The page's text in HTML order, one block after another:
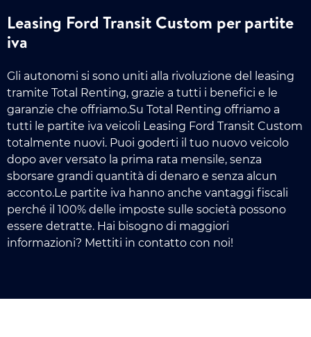
Leasing Ford Transit Custom per partite
iva
Gli autonomi si sono uniti alla rivoluzione del leasing
tramite Total Renting, grazie a tutti i benefici e le
garanzie che offriamo.Su Total Renting offriamo a
tutti le partite iva veicoli Leasing Ford Transit Custom
totalmente nuovi. Puoi goderti il tuo nuovo veicolo
dopo aver versato la prima rata mensile, senza
sborsare grandi quantità di denaro e senza alcun
acconto.Le partite iva hanno anche vantaggi fiscali
perché il 100% delle imposte sulle società possono
essere detratte. Hai bisogno di maggiori
informazioni? Mettiti in contatto con noi!